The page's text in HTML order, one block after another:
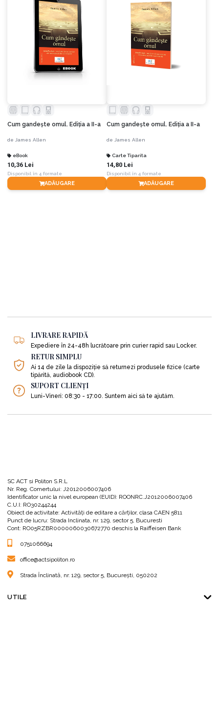
Cum gandeşte omul. Ediția a II-a
de James Allen
eBook
10,36 Lei
Disponibil în 4 formate
ADĂUGARE
Cum gandeşte omul. Ediția a II-a
de James Allen
Carte Tiparita
14,80 Lei
Disponibil în 4 formate
ADĂUGARE
LIVRARE RAPIDĂ
Expediere în 24-48h lucrătoare prin curier rapid sau Locker.
RETUR SIMPLU
Ai 14 de zile la dispoziție să returnezi produsele fizice (carte
tipărită, audiobook CD).
SUPORT CLIENȚI
Luni-Vineri: 08:30 - 17:00. Suntem aici să te ajutăm.
SC ACT si Politon S.R.L
Nr. Reg. Comertului: J2012006007406
Identificator unic la nivel european (EUID): ROONRC.J2012006007406
C.U.I: RO30244244
Obiect de activitate: Activităţi de editare a cărţilor, clasa CAEN 5811
Punct de lucru: Strada Inclinata, nr. 129, sector 5, Bucuresti
Cont: RO05RZBR0000060030672770 deschis la Raiffeisen Bank
0751066694
office@actsipoliton.ro
Strada Înclinată, nr. 129, sector 5, București, 050202
UTILE